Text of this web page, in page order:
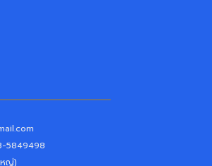
5849498
หญ่)